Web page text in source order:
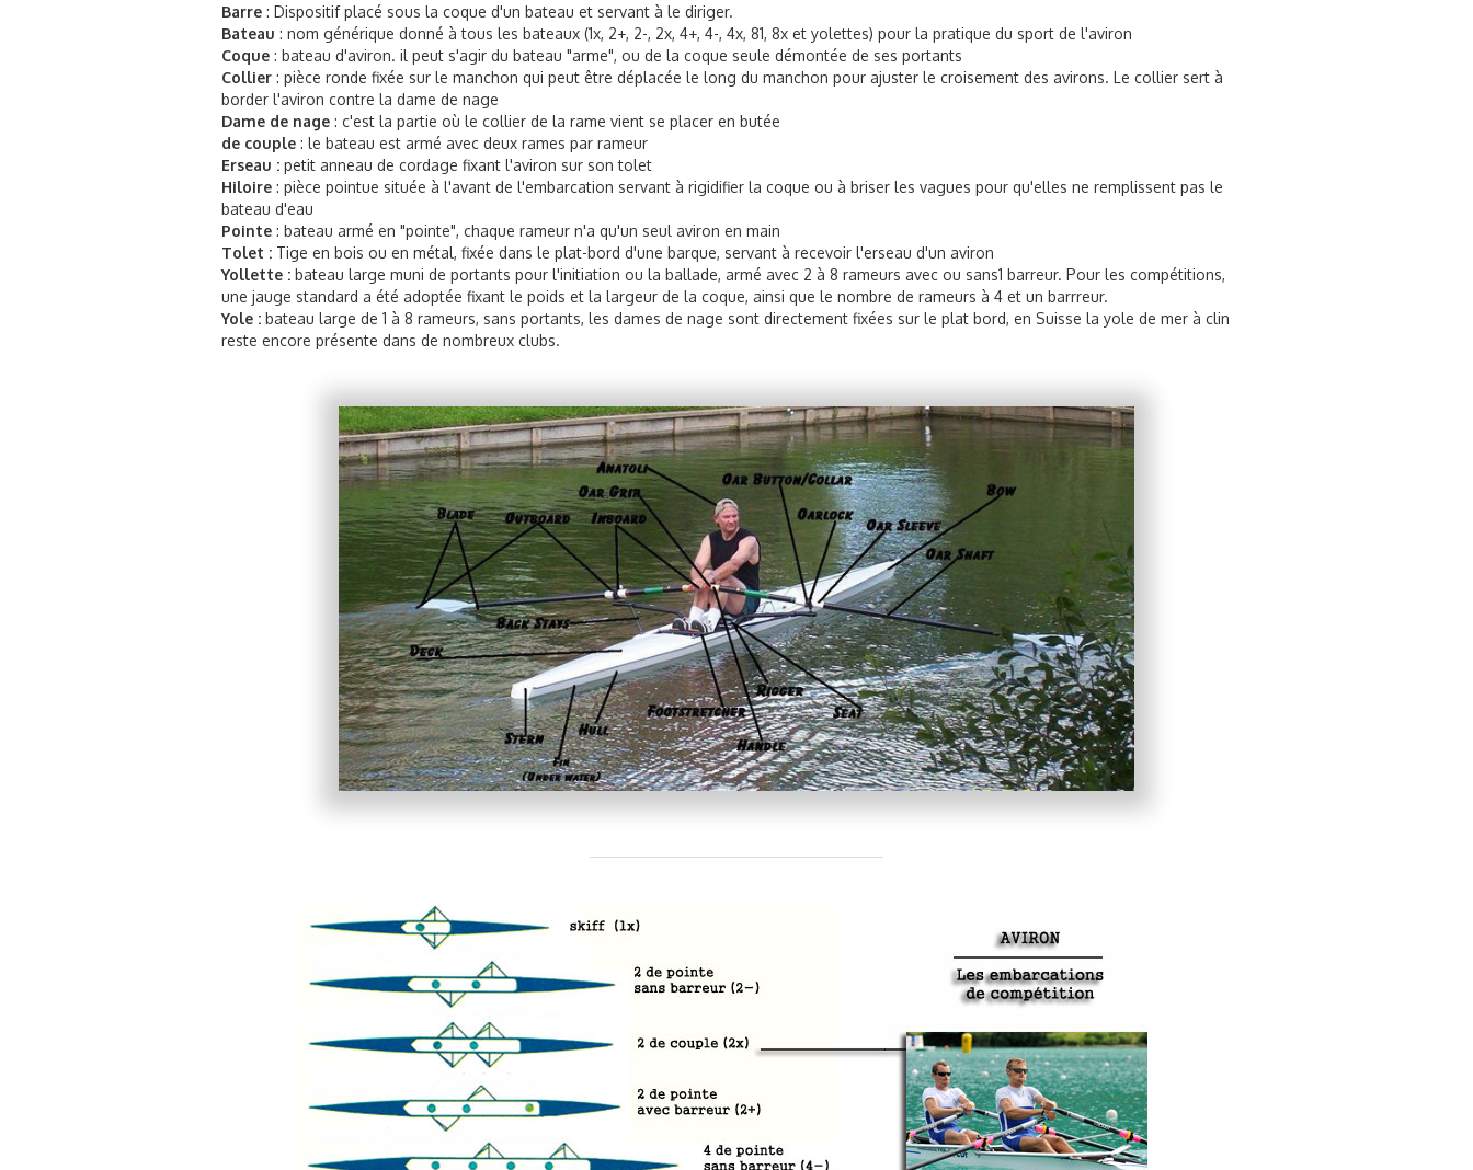
Barre : Dispositif placé sous la coque d'un bateau et servant à le diriger.
Bateau : nom générique donné à tous les bateaux (1x, 2+, 2-, 2x, 4+, 4-, 4x, 81, 8x et yolettes) pour la pratique du sport de l'aviron
Coque : bateau d'aviron. il peut s'agir du bateau "arme", ou de la coque seule démontée de ses portants
Collier : pièce ronde fixée sur le manchon qui peut être déplacée le long du manchon pour ajuster le croisement des avirons. Le collier sert à
border l'aviron contre la dame de nage
Dame de nage : c'est la partie où le collier de la rame vient se placer en butée
de couple : le bateau est armé avec deux rames par rameur
Erseau : petit anneau de cordage fixant l'aviron sur son tolet
Hiloire : pièce pointue située à l'avant de l'embarcation servant à rigidifier la coque ou à briser les vagues pour qu'elles ne remplissent pas le
bateau d'eau
Pointe : bateau armé en "pointe", chaque rameur n'a qu'un seul aviron en main
Tolet : Tige en bois ou en métal, fixée dans le plat-bord d'une barque, servant à recevoir l'erseau d'un aviron
Yollette : bateau large muni de portants pour l'initiation ou la ballade, armé avec 2 à 8 rameurs avec ou sans1 barreur. Pour les compétitions,
une jauge standard a été adoptée fixant le poids et la largeur de la coque, ainsi que le nombre de rameurs à 4 et un barrreur.
Yole : bateau large de 1 à 8 rameurs, sans portants, les dames de nage sont directement fixées sur le plat bord, en Suisse la yole de mer à clin
reste encore présente dans de nombreux clubs.